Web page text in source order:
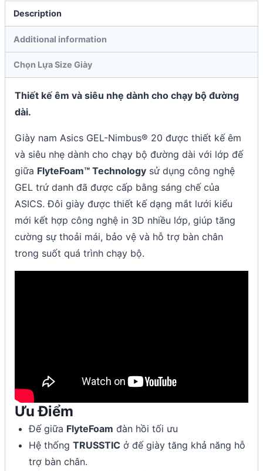
Description
Additional information
Chọn Lựa Size Giày
Thiết kế êm và siêu nhẹ dành cho chạy bộ đường
dài.
Giày nam Asics GEL-Nimbus® 20 được thiết kế êm
và siêu nhẹ dành cho chạy bộ đường dài với lớp đế
giữa FlyteFoam™ Technology sử dụng công nghệ
GEL trứ danh đã được cấp bằng sáng chế của
ASICS. Đôi giày được thiết kế dạng mắt lưới kiểu
mới kết hợp công nghệ in 3D nhiều lớp, giúp tăng
cường sự thoải mái, bảo vệ và hỗ trợ bàn chân
trong suốt quá trình chạy bộ.
Ưu Điểm
Đế giữa FlyteFoam đàn hồi tối ưu
Hệ thống TRUSSTIC ở đế giày tăng khả năng hỗ
trợ bàn chân.